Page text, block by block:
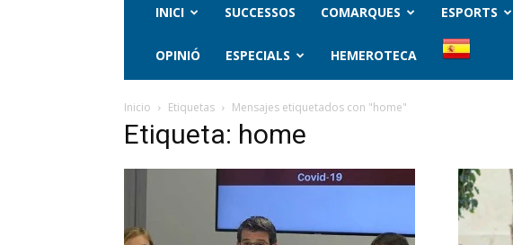
INICI SUCCESSOS COMARQUES ESPORTS
OPINIÓ ESPECIALS HEMEROTECA
Inicio Etiquetas Mensajes etiquetados con "home"
Etiqueta: home